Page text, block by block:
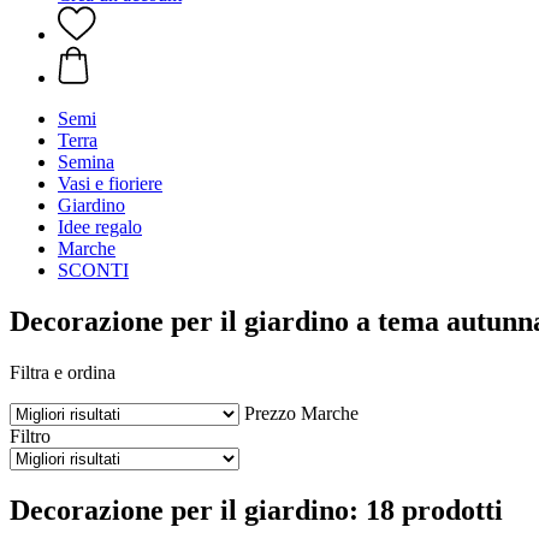
Semi
Terra
Semina
Vasi e fioriere
Giardino
Idee regalo
Marche
SCONTI
Decorazione per il giardino a tema
Filtra e ordina
Prezzo Marche
Filtro
Decorazione per il giardino: 18 prodotti